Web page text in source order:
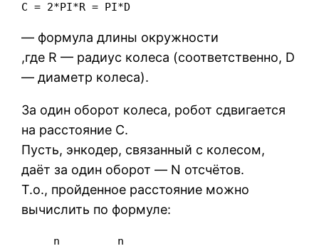
C = 2*PI*R = PI*D
— формула длины окружности
,где R — радиус колеса (соответственно, D
— диаметр колеса).
За один оборот колеса, робот сдвигается
на расстояние C.
Пусть, энкодер, связанный с колесом,
даёт за один оборот — N отсчётов.
Т.о., пройденное расстояние можно
вычислить по формуле:
     n         n